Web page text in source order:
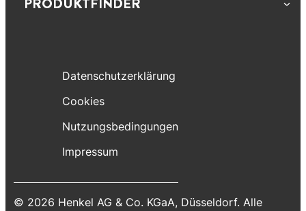
PRODUKTFINDER
Datenschutzerklärung
Cookies
Nutzungsbedingungen
Impressum
© 2026 Henkel AG & Co. KGaA, Düsseldorf. Alle